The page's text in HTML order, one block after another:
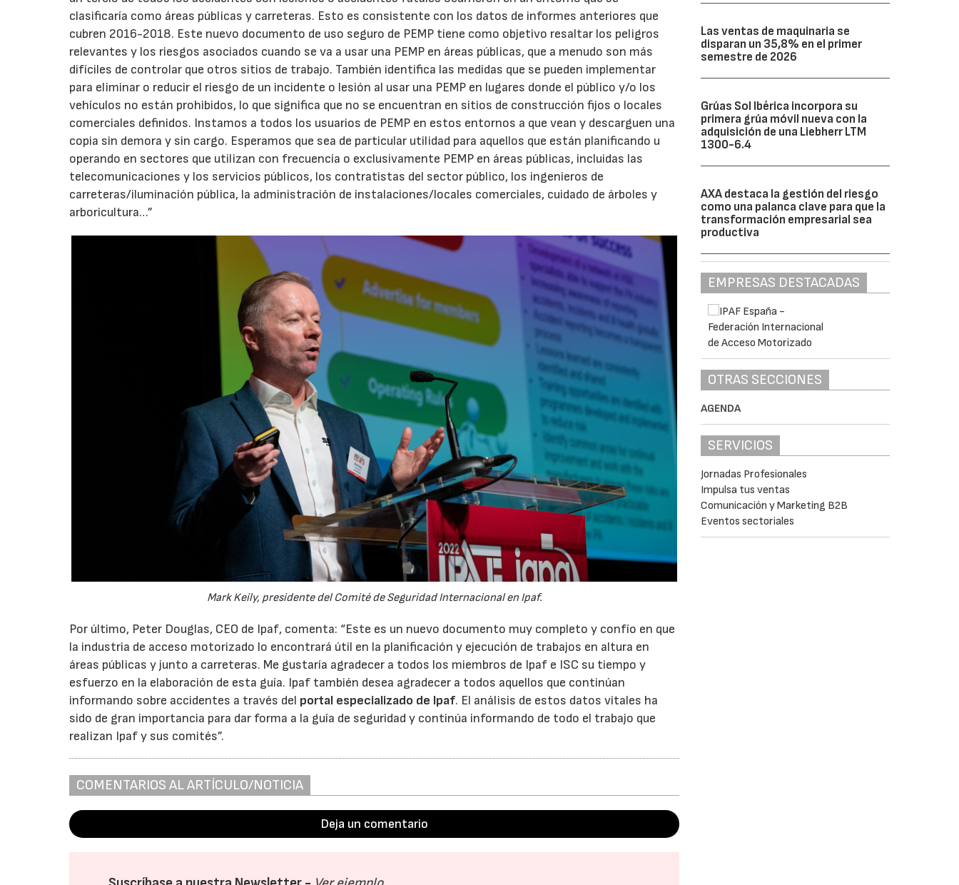
clasificaría como áreas públicas y carreteras. Esto es consistente con los datos de informes anteriores que
cubren 2016-2018. Este nuevo documento de uso seguro de PEMP tiene como objetivo resaltar los peligros
relevantes y los riesgos asociados cuando se va a usar una PEMP en áreas públicas, que a menudo son más
difíciles de controlar que otros sitios de trabajo. También identifica las medidas que se pueden implementar
para eliminar o reducir el riesgo de un incidente o lesión al usar una PEMP en lugares donde el público y/o los
vehículos no están prohibidos, lo que significa que no se encuentran en sitios de construcción fijos o locales
comerciales definidos. Instamos a todos los usuarios de PEMP en estos entornos a que vean y descarguen una
copia sin demora y sin cargo. Esperamos que sea de particular utilidad para aquellos que están planificando u
operando en sectores que utilizan con frecuencia o exclusivamente PEMP en áreas públicas, incluidas las
telecomunicaciones y los servicios públicos, los contratistas del sector público, los ingenieros de
carreteras/iluminación pública, la administración de instalaciones/locales comerciales, cuidado de árboles y
arboricultura…”
Mark Keily, presidente del Comité de Seguridad Internacional en Ipaf.
Por último, Peter Douglas, CEO de Ipaf, comenta: “Este es un nuevo documento muy completo y confío en que
la industria de acceso motorizado lo encontrará útil en la planificación y ejecución de trabajos en altura en
áreas públicas y junto a carreteras. Me gustaría agradecer a todos los miembros de Ipaf e ISC su tiempo y
esfuerzo en la elaboración de esta guía. Ipaf también desea agradecer a todos aquellos que continúan
informando sobre accidentes a través del portal especializado de Ipaf. El análisis de estos datos vitales ha
sido de gran importancia para dar forma a la guía de seguridad y continúa informando de todo el trabajo que
realizan Ipaf y sus comités”.
COMENTARIOS AL ARTÍCULO/NOTICIA
Deja un comentario
Las ventas de maquinaria se
disparan un 35,8% en el primer
semestre de 2026
Grúas Sol Ibérica incorpora su
primera grúa móvil nueva con la
adquisición de una Liebherr LTM
1300-6.4
AXA destaca la gestión del riesgo
como una palanca clave para que la
transformación empresarial sea
productiva
EMPRESAS DESTACADAS
OTRAS SECCIONES
AGENDA
SERVICIOS
Jornadas Profesionales
Impulsa tus ventas
Comunicación y Marketing B2B
Eventos sectoriales